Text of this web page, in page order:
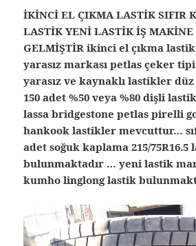
İKİNCİ EL ÇIKMA LASTİK SIFIR
LASTİK YENİ LASTİK İŞ
GELMİŞTİR ikinci el çıkma lastik
yarasız markası petlas çeker
yarasız ve kaynaklı lastikler
150 adet %50 veya %80 dişli
lassa bridgestone petlas pirelli
hankook lastikler mevcuttur…
adet soğuk kaplama 215/75R16.5
bulunmaktadır … yeni lastik
kumho linglong lastik